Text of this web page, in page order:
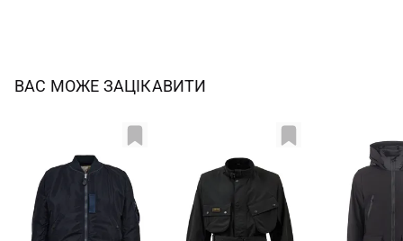
ВАС МОЖЕ ЗАЦІКАВИТИ